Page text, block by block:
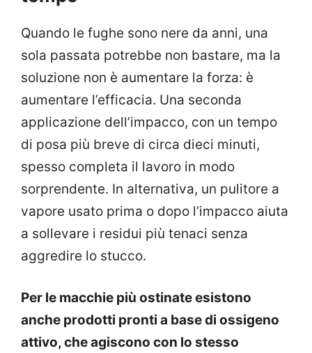
Quando le fughe sono nere da anni, una
sola passata potrebbe non bastare, ma la
soluzione non è aumentare la forza: è
aumentare l’efficacia. Una seconda
applicazione dell’impacco, con un tempo
di posa più breve di circa dieci minuti,
spesso completa il lavoro in modo
sorprendente. In alternativa, un pulitore a
vapore usato prima o dopo l’impacco aiuta
a sollevare i residui più tenaci senza
aggredire lo stucco.
Per le macchie più ostinate esistono
anche prodotti pronti a base di ossigeno
attivo, che agiscono con lo stesso